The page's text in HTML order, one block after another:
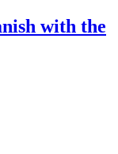
with the